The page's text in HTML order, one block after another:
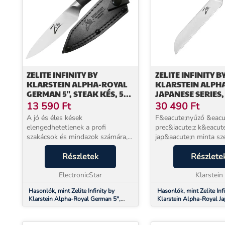
ZELITE INFINITY BY
KLARSTEIN ALPHA-ROYAL
GERMAN 5", STEAK KÉS, 56
HCR, ROZSDAMENTES ACÉL
13 590 Ft
A jó és éles kések
elengedhetetlenek a profi
szakácsok és mindazok számára,
akik szeretnek a konyhában
dolgozni. A német Klarstein Zelite
Infinity Alpha-Royal
késsorozatunk a kiváló minőségű
Részletek
ElectronicStar
Hasonlók, mint Zelite Infinity by
Klarstein Alpha-Royal German 5",
steak kés, 56 HCR, rozsdamentes acél
ZELITE INFINITY
KLARSTEIN
JAPANESE
KENYÉRVÁGÓ KÉS,
FOGAZOTT ÉL,
DAMASZKUSZI
30 490 Ft
F&eacute;nyűző
prec&iacute;z
jap&aacute;n minta
Zelite Infinity by
Klarstein&nbsp;Alpha-
Japanese
k&eacute;sek sorozata
Klarstein
Hasonlók, mint Zelite
Klarstein Alpha-Royal
Series, 8" kenyérvágó